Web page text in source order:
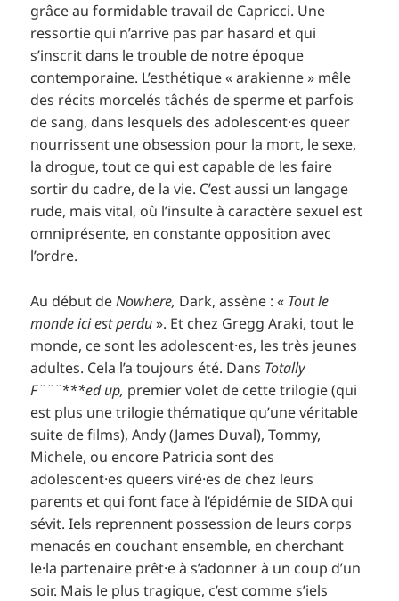
grâce au formidable travail de Capricci. Une
ressortie qui n’arrive pas par hasard et qui
s’inscrit dans le trouble de notre époque
contemporaine. L’esthétique « arakienne » mêle
des récits morcelés tâchés de sperme et parfois
de sang, dans lesquels des adolescent·es queer
nourrissent une obsession pour la mort, le sexe,
la drogue, tout ce qui est capable de les faire
sortir du cadre, de la vie. C’est aussi un langage
rude, mais vital, où l’insulte à caractère sexuel est
omniprésente, en constante opposition avec
l’ordre.
Au début deNowhere, Dark, assène : « Tout le
monde ici est perdu». Et chez Gregg Araki, tout le
monde, ce sont les adolescent·es, les très jeunes
adultes. Cela l’a toujours été. Dans Totally
F¨¨¨***edup, premier volet de cette trilogie (qui
est plus une trilogie thématique qu’une véritable
suite de films), Andy (James Duval), Tommy,
Michele, ou encore Patricia sont des
adolescent·es queers viré·es de chez leurs
parents et qui font face à l’épidémie de SIDA qui
sévit. Iels reprennent possession de leurs corps
menacés en couchant ensemble, en cherchant
le·la partenaire prêt·e à s’adonner à un coup d’un
soir. Mais le plus tragique, c’est comme s’iels